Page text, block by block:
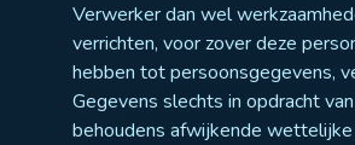
Verwerker dan wel
verrichten, voor zover deze
hebben tot persoonsgegevens,
Gegevens slechts in opdracht
behoudens afwijkende wettelijke